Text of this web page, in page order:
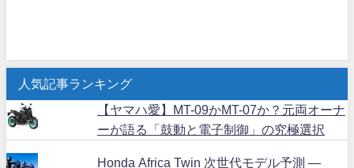
人気記事ランキング
【ヤマハ愛】MT-09かMT-07か？元両オーナ
ーが語る「鼓動と電子制御」の究極選択
Honda Africa Twin 次世代モデル予測 ―